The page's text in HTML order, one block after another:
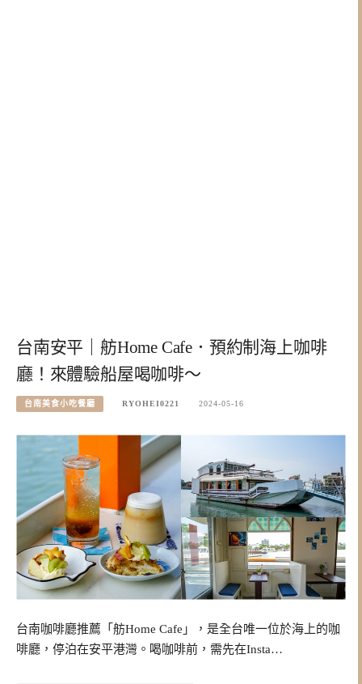
台南安平｜舫Home Cafe．預約制海上咖啡
廳！來體驗船屋喝咖啡～
台南美食小吃餐廳 RYOHEI0221 2024-05-16
台南咖啡廳推薦「舫Home Cafe」，是全台唯一位於海上的咖
啡廳，停泊在安平港灣。喝咖啡前，需先在Insta…